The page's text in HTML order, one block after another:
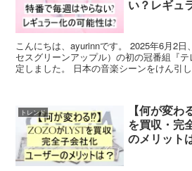
い？レギュ
こんにちは、ayurinnです。 2025年6月2
セスグリーンアップル）の初の冠番組『
定しました。 日本の音楽シーンをけん引
トレンド
【何が変
を買収・完
のメリット